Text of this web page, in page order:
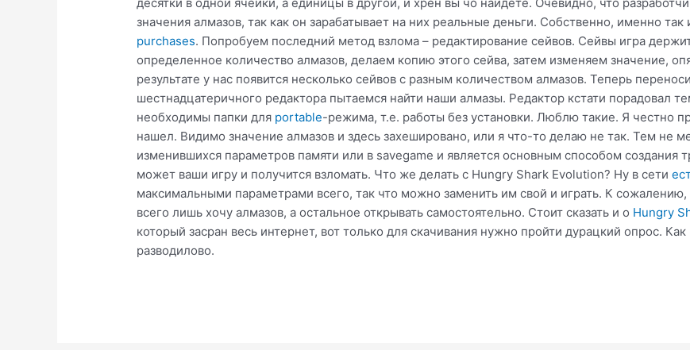
значения алмазов, так как он зарабатывает на них реальные деньги. Собственно, именно так
purchases. Попробуем последний метод взлома – редактирование сейвов. Сейвы игра
определенное количество алмазов, делаем копию этого сейва, затем изменяем значение,
результате у нас появится несколько сейвов с разным количеством алмазов. Теперь
шестнадцатеричного редактора пытаемся найти наши алмазы. Редактор кстати порадовал
необходимы папки для portable-режима, т.е. работы без установки. Люблю такие. Я честно
нашел. Видимо значение алмазов и здесь захешировано, или я что-то делаю не так. Тем не
изменившихся параметров памяти или в savegame и является основным способом создания
может ваши игру и получится взломать. Что же делать с Hungry Shark Evolution? Ну в сети
максимальными параметрами всего, так что можно заменить им свой и играть. К сожалению,
всего лишь хочу алмазов, а остальное открывать самостоятельно. Стоит сказать и о Hungry
который засран весь интернет, вот только для скачивания нужно пройти дурацкий опрос.
разводилово.